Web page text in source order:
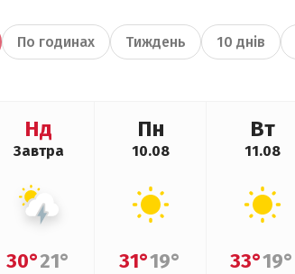
По годинах Тиждень 10 днів
Нд
Завтра
30°21°
Пн
10.08
31°19°
Вт
11.08
33°19°